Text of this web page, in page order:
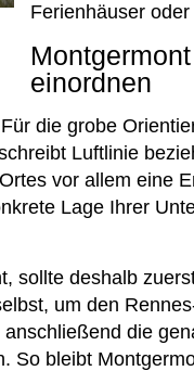
Ferienhäuser
einordnen
die grobe
Luftlinie
vor allem eine
Lage Ihrer
sollte deshalb
um den
die
So bleibt